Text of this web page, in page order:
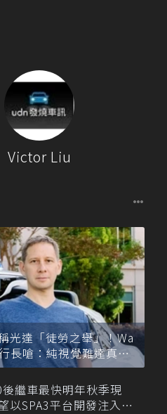
Victor Liu
光達「徒勞之舉」！Wa
長嗆：純視覺難達真正
繼車最快明年秋季現
以SPA3平台開發注入80